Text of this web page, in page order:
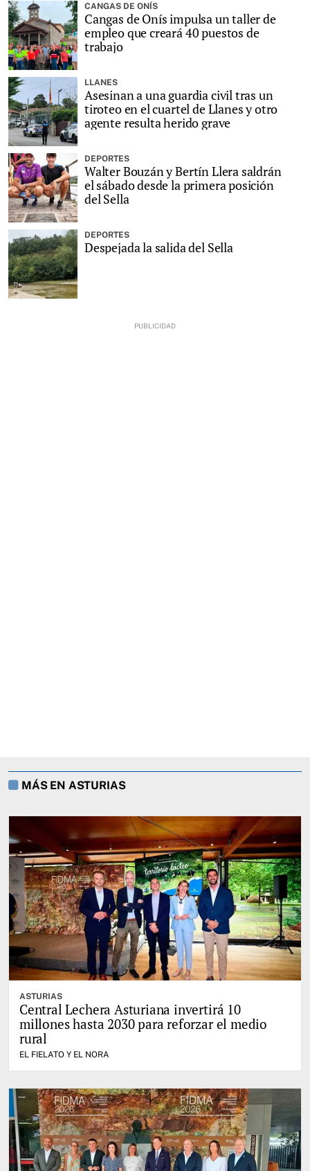
CANGAS DE ONÍS
Cangas de Onís impulsa un taller de
empleo que creará 40 puestos de
trabajo
LLANES
Asesinan a una guardia civil tras un
tiroteo en el cuartel de Llanes y otro
agente resulta herido grave
DEPORTES
Walter Bouzán y Bertín Llera saldrán
el sábado desde la primera posición
del Sella
DEPORTES
Despejada la salida del Sella
MÁS EN ASTURIAS
ASTURIAS
Central Lechera Asturiana invertirá 10
millones hasta 2030 para reforzar el medio
rural
EL FIELATO Y EL NORA